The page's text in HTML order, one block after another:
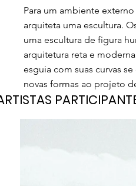
Para um ambiente
arquiteta uma escultura.
uma escultura de figura
arquitetura reta e
esguia com suas curvas
novas formas ao projeto